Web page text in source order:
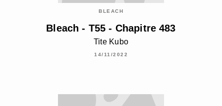
BLEACH
Bleach - T55 - Chapitre 483
Tite Kubo
14/11/2022